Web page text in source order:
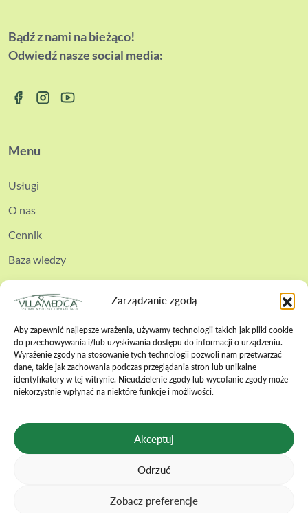
Zarządzanie zgodą
Aby zapewnić najlepsze wrażenia, używamy technologii takich jak pliki cookie
do przechowywania i/lub uzyskiwania dostępu do informacji o urządzeniu.
Wyrażenie zgody na stosowanie tych technologii pozwoli nam przetwarzać
dane, takie jak zachowania podczas przeglądania stron lub unikalne
identyfikatory w tej witrynie. Nieudzielenie zgody lub wycofanie zgody może
niekorzystnie wpłynąć na niektóre funkcje i możliwości.
Akceptuj
Odrzuć
Zobacz preferencje
Bądź z nami na bieżąco!
Odwiedź nasze social media:
Menu
Usługi
O nas
Cennik
Baza wiedzy
Kontakt
Polityka cookies
Polityka prywatności
Regulamin zabiegów
Regulamin wizyt online
Karta praw pacjenta